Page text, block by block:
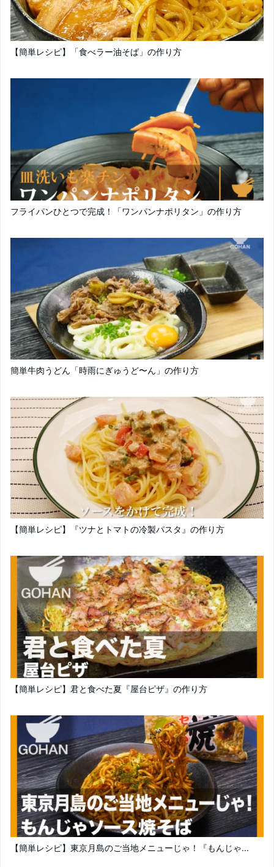
【簡単レシピ】「食べラー油そば」の作り方
フライパンひとつで完成！「ワンパンナポリタン」の作り方
簡単牛肉うどん「時雨にぎゅうど〜ん」の作り方
【簡単レシピ】『ツナとトマトの冷製パスタ』の作り方
【簡単レシピ】君と食べた夏『屋台ピザ』の作り方
【簡単レシピ】東京月島のご当地メニューじゃ！『もんじゃ...